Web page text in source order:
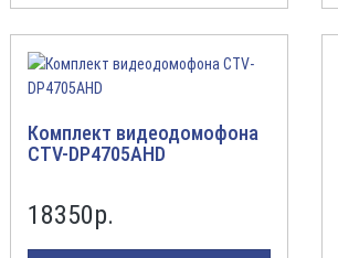
Комплект видеодомофона
CTV-DP4705AHD
18350р.